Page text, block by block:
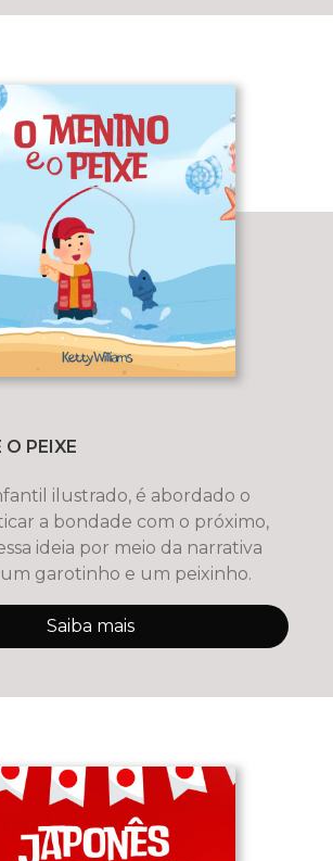
PEIXE
ilustrado, é abordado o
a bondade com o próximo,
ideia por meio da narrativa
garotinho e um peixinho.
Saiba mais